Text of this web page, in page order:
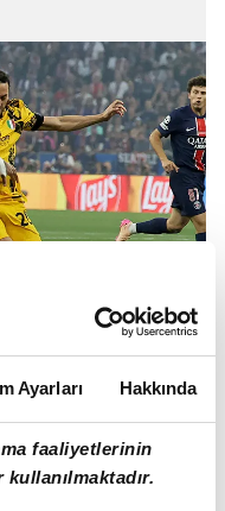
Ayarları Hakkında
faaliyetlerinin
hakkında
öğrenildi.